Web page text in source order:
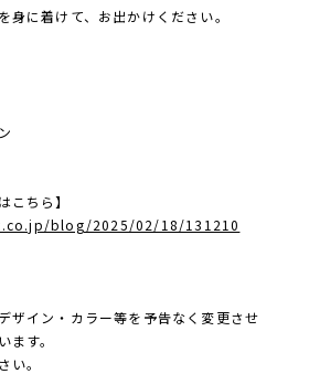
身に着けて、お出かけください。
こちら】
blog/2025/02/18/131210
ザイン・カラー等を予告なく変更させ
ます。
い。